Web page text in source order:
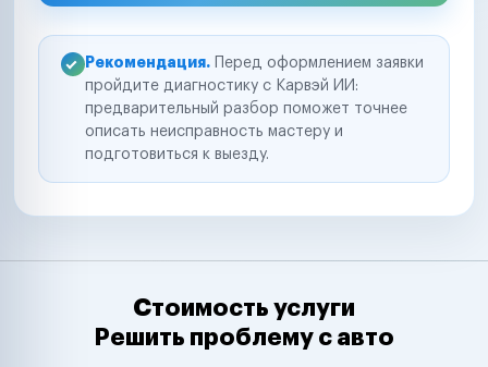
Рекомендация. Перед оформлением заявки
пройдите диагностику с Карвэй ИИ:
предварительный разбор поможет точнее
описать неисправность мастеру и
подготовиться к выезду.
Стоимость услуги
Решить проблему с авто